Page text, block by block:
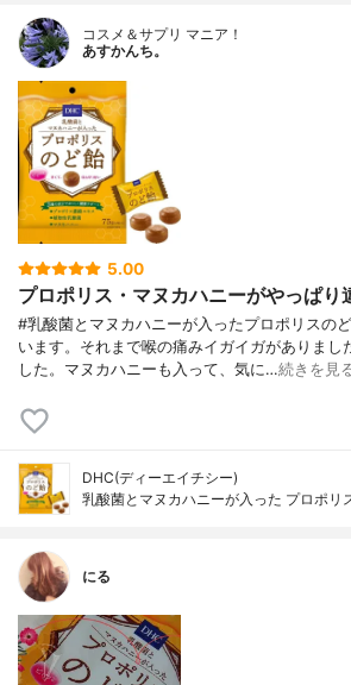
コスメ＆サプリ マニア！
あすかんち。
5.00
プロポリス・マヌカハニーがやっぱり
#乳酸菌とマヌカハニーが入ったプロポリスの
います。それまで喉の痛みイガイガがありまし
した。マヌカハニーも入って、気に…続きを見
DHC(ディーエイチシー)
乳酸菌とマヌカハニーが入った プロポリ
にる